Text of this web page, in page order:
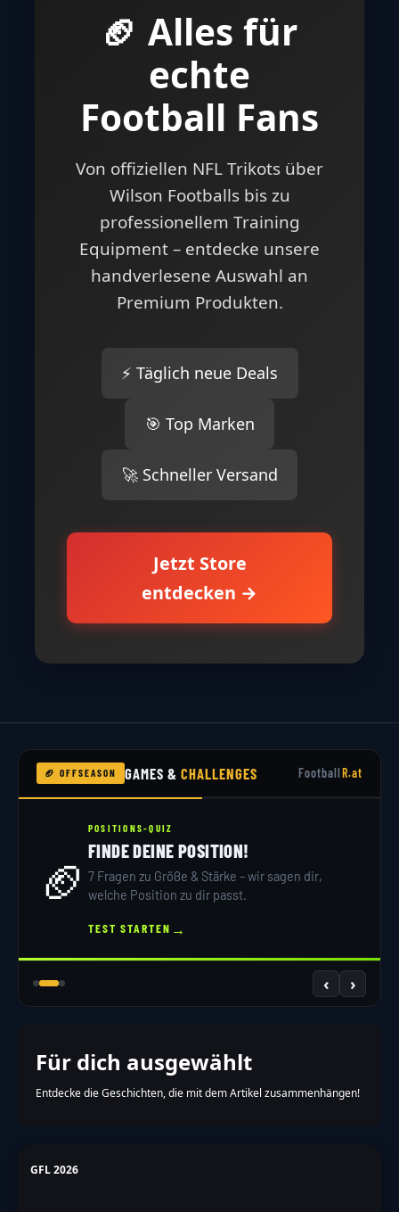
🏈 Alles für
echte
Football Fans
Von offiziellen NFL Trikots über
Wilson Footballs bis zu
professionellem Training
Equipment – entdecke unsere
handverlesene Auswahl an
Premium Produkten.
⚡ Täglich neue Deals
🎯 Top Marken
🚀 Schneller Versand
Jetzt Store
entdecken →
🏈 OFFSEASON GAMES &CHALLENGES FootballR.at
🏈
POSITIONS-QUIZ
FINDE DEINE POSITION!
7 Fragen zu Größe & Stärke – wir sagen dir,
welche Position zu dir passt.
TEST STARTEN →
‹ ›
Für dich ausgewählt
Entdecke die Geschichten, die mit dem Artikel zusammenhängen!
GFL 2026